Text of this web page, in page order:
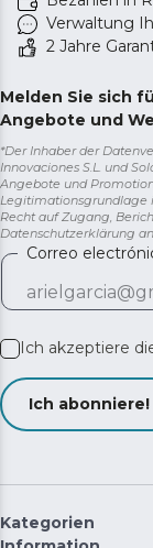
Verwaltung
2 Jahre
Melden Sie sich
Angebote und
*Der Inhaber der
Innovaciones S.L. und
Angebote und
Legitimationsgrundlage
Recht auf Zugang,
Datenschutzerklärung
Correo
Ich akzeptiere
Ich abonniere!
Kategorien